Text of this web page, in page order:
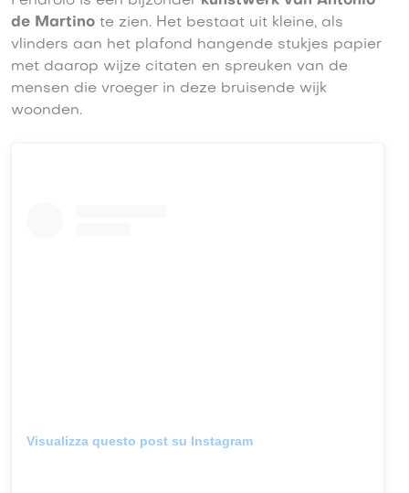
de Martino te zien. Het bestaat uit kleine, als
vlinders aan het plafond hangende stukjes papier
met daarop wijze citaten en spreuken van de
mensen die vroeger in deze bruisende wijk
woonden.
Visualizza questo post su Instagram